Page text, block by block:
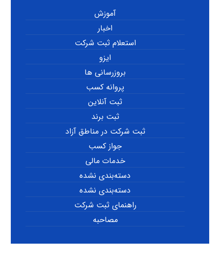
آموزش
اخبار
استعلام ثبت شرکت
ایزو
بروزرسانی ها
پروانه کسب
ثبت آنلاین
ثبت برند
ثبت شرکت در مناطق آزاد
جواز کسب
خدمات مالی
دسته‌بندی نشده
دسته‌بندی نشده
راهنمای ثبت شرکت
مصاحبه